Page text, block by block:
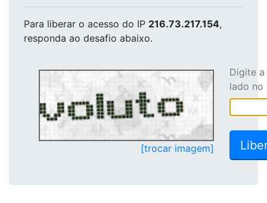
Para liberar o acesso do IP 216.73.217.154,
responda ao desafio abaixo.
[trocar imagem]
Digite
lado no